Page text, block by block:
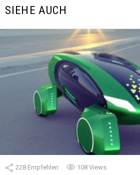
SIEHE AUCH
228 Empfehlen 108 Views